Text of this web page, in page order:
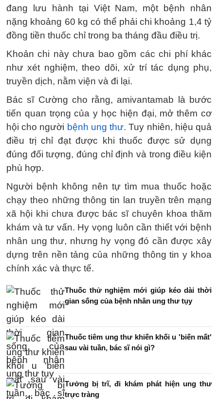
đang lưu hành tại Việt Nam, một bệnh nhân
nặng khoảng 60 kg có thể phải chi khoảng 1,4 tỷ
đồng tiền thuốc chỉ trong ba tháng đầu điều trị.
Khoản chi này chưa bao gồm các chi phí khác
như xét nghiệm, theo dõi, xử trí tác dụng phụ,
truyền dịch, nằm viện và đi lại.
Bác sĩ Cường cho rằng, amivantamab là bước
tiến quan trọng của y học hiện đại, mở thêm cơ
hội cho người bệnh ung thư. Tuy nhiên, hiệu quả
điều trị chỉ đạt được khi thuốc được sử dụng
đúng đối tượng, đúng chỉ định và trong điều kiện
phù hợp.
Người bệnh không nên tự tìm mua thuốc hoặc
chạy theo những thông tin lan truyền trên mạng
xã hội khi chưa được bác sĩ chuyên khoa thăm
khám và tư vấn. Hy vọng luôn cần thiết với bệnh
nhân ung thư, nhưng hy vọng đó cần được xây
dựng trên nền tảng của những thông tin y khoa
chính xác và thực tế.
Thuốc thử nghiệm mới giúp kéo dài thời
gian sống của bệnh nhân ung thư tụy
Thuốc tiêm ung thư khiến khối u 'biến mất'
sau vài tuần, bác sĩ nói gì?
Tưởng bị trĩ, đi khám phát hiện ung thư
trực tràng